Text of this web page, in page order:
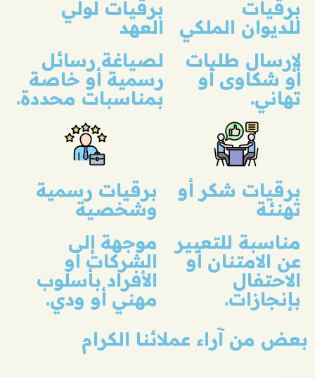
برقيات
للديوان الملكي
لإرسال طلبات
أو شكاوى أو
تهاني.
برقيات لولي
العهد
لصياغة رسائل
رسمية أو خاصة
بمناسبات محددة.
برقيات شكر أو
تهنئة
مناسبة للتعبير
عن الامتنان أو
الاحتفال
بإنجازات.
برقيات رسمية
وشخصية
موجهة إلى
الشركات أو
الأفراد بأسلوب
مهني أو ودي.
بعض من آراء عملائنا الكرام